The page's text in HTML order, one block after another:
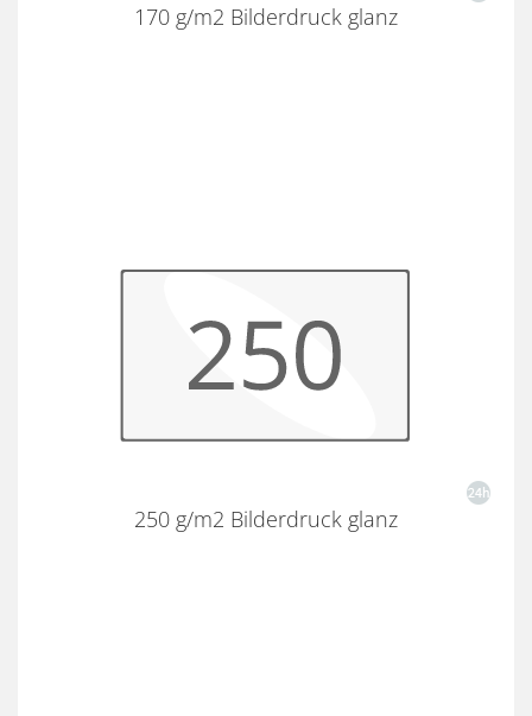
170 g/m2 Bilderdruck glanz
250 g/m2 Bilderdruck glanz